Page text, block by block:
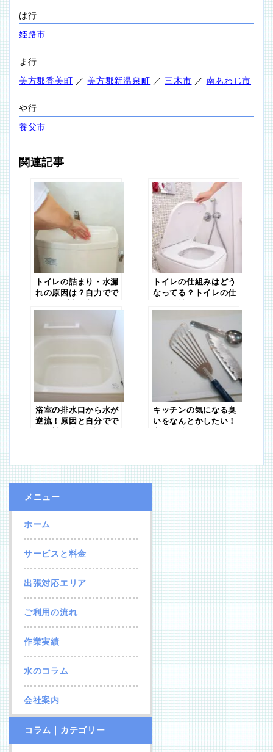
は行
姫路市
ま行
美方郡香美町 ／ 美方郡新温泉町 ／ 三木市 ／ 南あわじ市
や行
養父市
関連記事
トイレの詰まり・水漏
れの原因は？自力でで
トイレの仕組みはどう
なってる？トイレの仕
浴室の排水口から水が
逆流！原因と自分でで
キッチンの気になる臭
いをなんとかしたい！
メニュー
ホーム
サービスと料金
出張対応エリア
ご利用の流れ
作業実績
水のコラム
会社案内
コラム｜カテゴリー